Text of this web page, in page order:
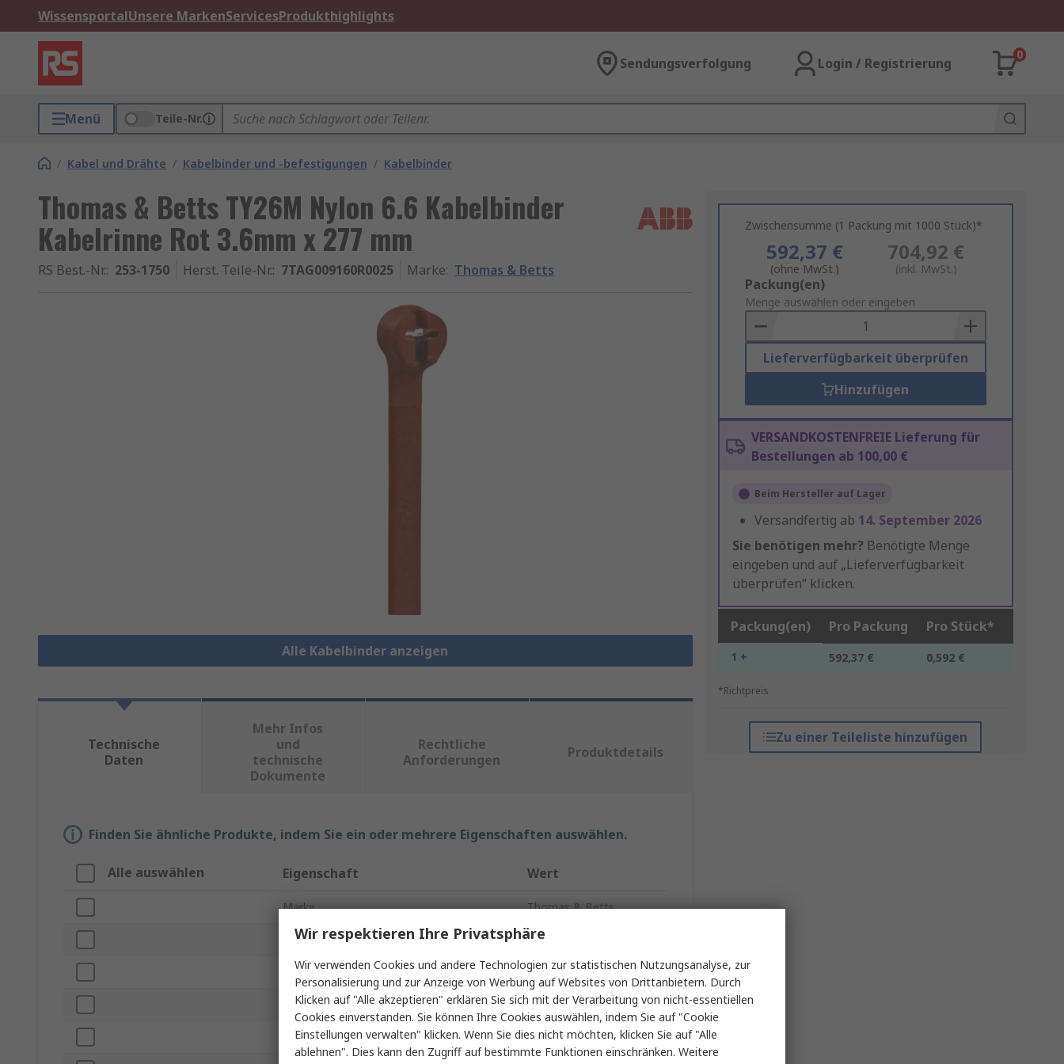
WissensportalUnsere MarkenServicesProdukthighlights
Sendungsverfolgung Login / Registrierung
0
Menü Teile-Nr.
/ Kabel und Drähte / Kabelbinder und -befestigungen / Kabelbinder
Thomas & Betts TY26M Nylon 6.6 Kabelbinder
Kabelrinne Rot 3.6mm x 277 mm
RS Best.-Nr.: 253-1750 Herst. Teile-Nr.: 7TAG009160R0025 Marke: Thomas & Betts
Alle Kabelbinder anzeigen
Zwischensumme (1 Packung mit 1000 Stück)*
592,37 €
(ohne MwSt.)
704,92 €
(inkl. MwSt.)
Add
to
Basket
Packung(en)
Menge auswählen oder eingeben
Lieferverfügbarkeit überprüfen
Hinzufügen
VERSANDKOSTENFREIE Lieferung für
Bestellungen ab 100,00 €
Beim Hersteller auf Lager
Versandfertig ab 14. September 2026
Sie benötigen mehr? Benötigte Menge
eingeben und auf „Lieferverfügbarkeit
überprüfen“ klicken.
Packung(en) Pro Packung Pro Stück*
1 + 592,37 € 0,592 €
*Richtpreis
Zu einer Teileliste hinzufügen
Technische
Daten
Mehr Infos
und
technische
Dokumente
Rechtliche
Anforderungen
Produktdetails
Finden Sie ähnliche Produkte, indem Sie ein oder mehrere Eigenschaften auswählen.
Alle auswählen Eigenschaft Wert
Marke Thomas & Betts
Produkt Typ Kabelbinder
Länge 277mm
Breite 3.6mm
Farbe Rot
Wir respektieren Ihre Privatsphäre
Wir verwenden Cookies und andere Technologien zur statistischen Nutzungsanalyse, zur
Personalisierung und zur Anzeige von Werbung auf Websites von Drittanbietern. Durch
Klicken auf "Alle akzeptieren" erklären Sie sich mit der Verarbeitung von nicht-essentiellen
Cookies einverstanden. Sie können Ihre Cookies auswählen, indem Sie auf "Cookie
Einstellungen verwalten" klicken. Wenn Sie dies nicht möchten, klicken Sie auf "Alle
ablehnen". Dies kann den Zugriff auf bestimmte Funktionen einschränken. Weitere